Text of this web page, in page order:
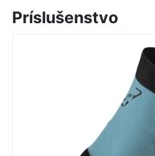
Príslušenstvo